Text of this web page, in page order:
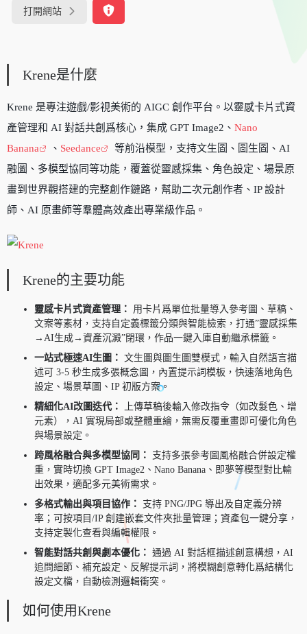
打開網站
Krene是什麼
Krene 是專注遊戲/影視美術的 AIGC 創作平台。以靈感卡片式資
產管理和 AI 對話共創爲核心，集成 GPT Image2、 Nano
Banana
、 Seedance
等前沿模型，支持文生圖、圖生圖、AI
融圖、多模型協同等功能，覆蓋從靈感採集、角色設定、場景原
畫到世界觀搭建的完整創作鏈路，幫助二次元創作者、IP 設計
師、AI 原畫師等羣體高效產出專業級作品。
Krene的主要功能
靈感卡片式資產管理：
用卡片爲單位批量導入參考圖、草稿、
文案等素材，支持自定義標籤分類與智能檢索，打通”靈感採集
→AI生成→資產沉澱”閉環，作品一鍵入庫自動繼承標籤。
一站式極速AI生圖： 文生圖與圖生圖雙模式，輸入自然語言描
述可 3-5 秒生成多張概念圖，內置提示詞模板，快速落地角色
設定、場景草圖、IP 初版方案。
精細化AI改圖迭代：
上傳草稿後輸入修改指令（如改髮色、增
元素），AI 實現局部或整體重繪，無需反覆重畫即可優化角色
與場景設定。
跨風格融合與多模型協同：
支持多張參考圖風格融合併設定權
重，實時切換 GPT Image2、Nano Banana、即夢等模型對比輸
出效果，適配多元美術需求。
多格式輸出與項目協作：
支持 PNG/JPG 導出及自定義分辨
率；可按項目/IP 創建嵌套文件夾批量管理；資產包一鍵分享，
支持定製化查看與編輯權限。
智能對話共創與劇本優化： 通過 AI 對話框描述創意構想，AI
追問細節、補充設定、反解提示詞，將模糊創意轉化爲結構化
設定文檔，自動檢測邏輯衝突。
如何使用Krene